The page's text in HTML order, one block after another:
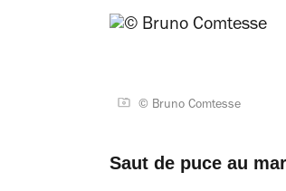
© Bruno Comtesse
Saut de puce au